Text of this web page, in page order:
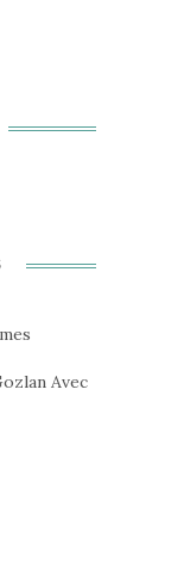
Avec